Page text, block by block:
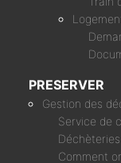
PRESERVER
Gestion des
Service de
Déchèteries
Comment